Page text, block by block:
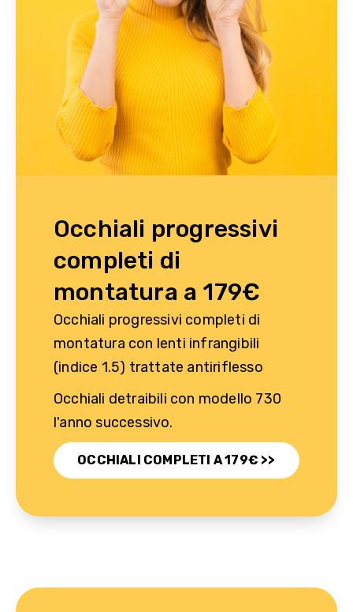
Occhiali progressivi
completi di
montatura a 179€
Occhiali progressivi completi di
montatura con lenti infrangibili
(indice 1.5) trattate antiriflesso
Occhiali detraibili con modello 730
l'anno successivo.
OCCHIALI COMPLETI A 179€ >>